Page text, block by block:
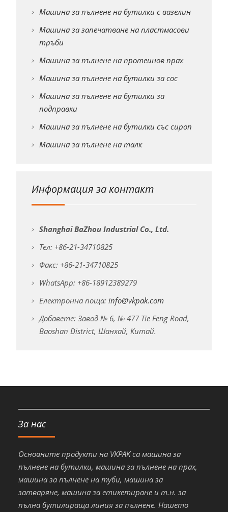
Машина за пълнене на бутилки с вазелин
Машина за запечатване на пластмасови
тръби
Машина за пълнене на протеинов прах
Машина за пълнене на бутилки за сос
Машина за пълнене на бутилки за
подправки
Машина за пълнене на бутилки със сироп
Машина за пълнене на талк
Информация за контакт
Shanghai BaZhou Industrial Co., Ltd.
Тел: +86-21-34710825
Факс: +86-21-34710825
WhatsApp: +86-18912389279
Електронна поща: info@vkpak.com
Добавете: Завод № 6, № 477 Tie Feng Road,
Baoshan District, Шанхай, Китай.
За нас
Основните продукти на VKPAK са машина за
пълнене на бутилки, машина за пълнене на прах,
машина за пълнене на туби, машина за
затваряне, машина за етикетиране и т.н. за
пълна бутилираща линия за пълнене. Нашето